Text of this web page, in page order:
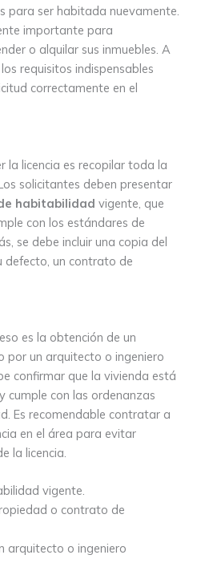
para ser habitada nuevamente.
importante para
o alquilar sus inmuebles. A
requisitos indispensables
correctamente en el
la licencia es recopilar toda la
solicitantes deben presentar
habitabilidad vigente, que
con los estándares de
se debe incluir una copia del
defecto, un contrato de
es la obtención de un
por un arquitecto o ingeniero
confirmar que la vivienda está
cumple con las ordenanzas
Es recomendable contratar a
en el área para evitar
la licencia.
vigente.
o contrato de
arquitecto o ingeniero